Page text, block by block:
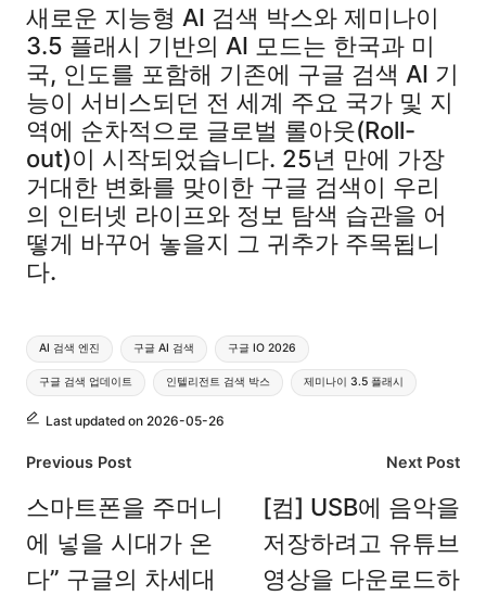
새로운 지능형 AI 검색 박스와 제미나이
3.5 플래시 기반의 AI 모드는 한국과 미
국, 인도를 포함해 기존에 구글 검색 AI 기
능이 서비스되던 전 세계 주요 국가 및 지
역에 순차적으로 글로벌 롤아웃(Roll-
out)이 시작되었습니다. 25년 만에 가장
거대한 변화를 맞이한 구글 검색이 우리
의 인터넷 라이프와 정보 탐색 습관을 어
떻게 바꾸어 놓을지 그 귀추가 주목됩니
다.
Tags:
AI 검색 엔진 구글 AI 검색 구글 IO 2026
구글 검색 업데이트 인텔리전트 검색 박스 제미나이 3.5 플래시
Last updated on 2026-05-26
Post
navigation
Previous Post
스마트폰을 주머니
에 넣을 시대가 온
다” 구글의 차세대
Next Post
[컴] USB에 음악을
저장하려고 유튜브
영상을 다운로드하